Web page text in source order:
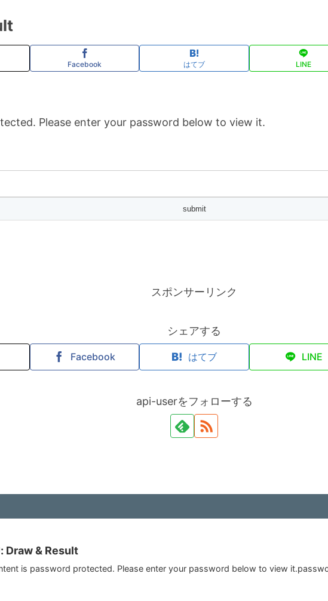
Facebook はてブ LINE
Please enter your password below to view it.
スポンサーリンク
シェアする
Facebook はてブ LINE
api-userをフォローする
Draw & Result
is password protected. Please enter your password below to view